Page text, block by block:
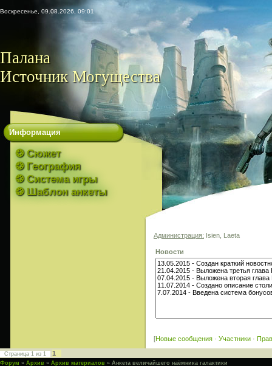
Воскресенье, 09.08.2026, 09:01
Палана
Источник Могущества
Информация
❂ Сюжет
❂ География
❂ Система игры
❂ Шаблон анкеты
Администрация: Isien, Laeta
Новости
[Новые сообщения · Участники ·
Страница 1 из 1 1
Форум » Архив » Архив материалов » Анкета величайшего наёмника галактики